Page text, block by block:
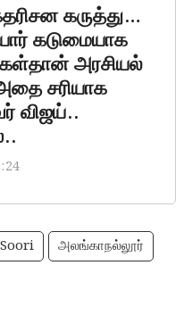
கருத்து…
கடுமையாக
அரசியல்
சரியாக
விஜய்..
Soori
அலங்காநல்லூர்